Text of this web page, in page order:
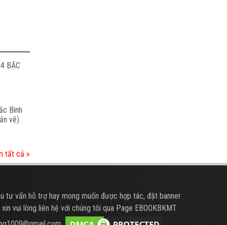
BẬC
Bình
vẽ)
tất cả »
tư vấn hỗ trợ hay mong muốn được hợp tác, đặt banner
vui lòng liên hệ với chúng tôi qua Page EBOOKBKMT